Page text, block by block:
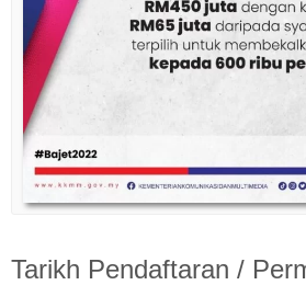
Tarikh Pendaftaran /